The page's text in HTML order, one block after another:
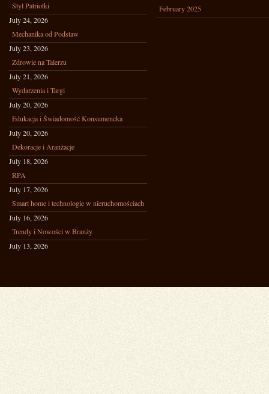
Styl Patriotki
July 24, 2026
Mechanika od Podstaw
July 23, 2026
Zdrowie na Talerzu
July 21, 2026
Wydarzenia i Targi
July 20, 2026
Edukacja i Świadomość Konsumencka
July 20, 2026
Dekoracje i Aranżacje
July 18, 2026
RPA
July 17, 2026
Smart home i technologie w nieruchomościach
July 16, 2026
Trendy i Nowości w Branży
July 13, 2026
February 2025